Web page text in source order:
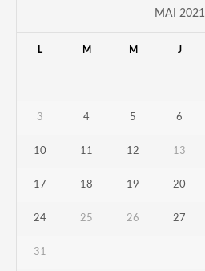
MAI 2021
L M M J
3 4 5 6
10 11 12 13
17 18 19 20
24 25 26 27
31